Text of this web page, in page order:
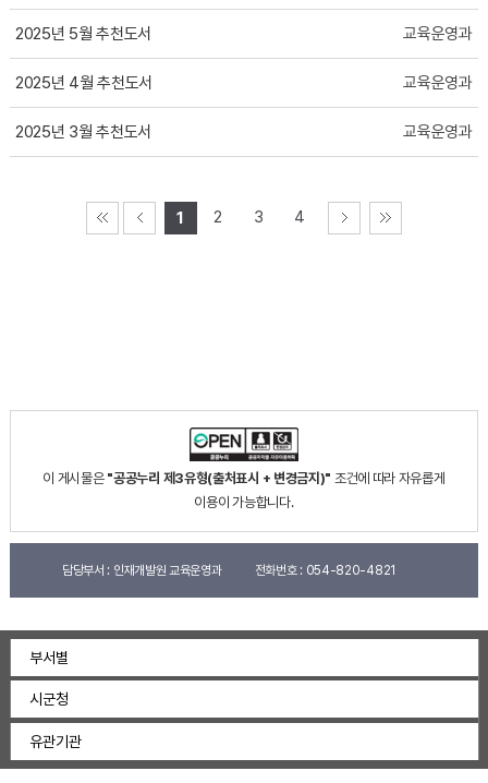
2025년 5월 추천도서 교육운영과
2025년 4월 추천도서 교육운영과
2025년 3월 추천도서 교육운영과
1 2 3 4
이 게시물은 "공공누리 제3유형(출처표시 + 변경금지)" 조건에 따라 자유롭게
이용이 가능합니다.
담당부서 : 인재개발원 교육운영과 전화번호 : 054-820-4821
부서별
시군청
유관기관